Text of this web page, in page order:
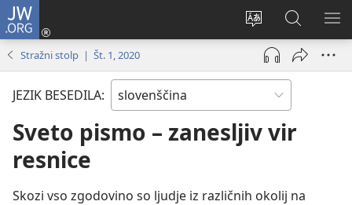
JW.ORG
Spremeni
jezik
spletnega
mesta
Prijava
(odpre
okno)
Iskanje
po
JW.ORG
Stražni stolp | Št. 1, 2020
JEZIK BESEDILA:
Sveto pismo – zanesljiv vir
resnice
Skozi vso zgodovino so ljudje iz različnih okolij na